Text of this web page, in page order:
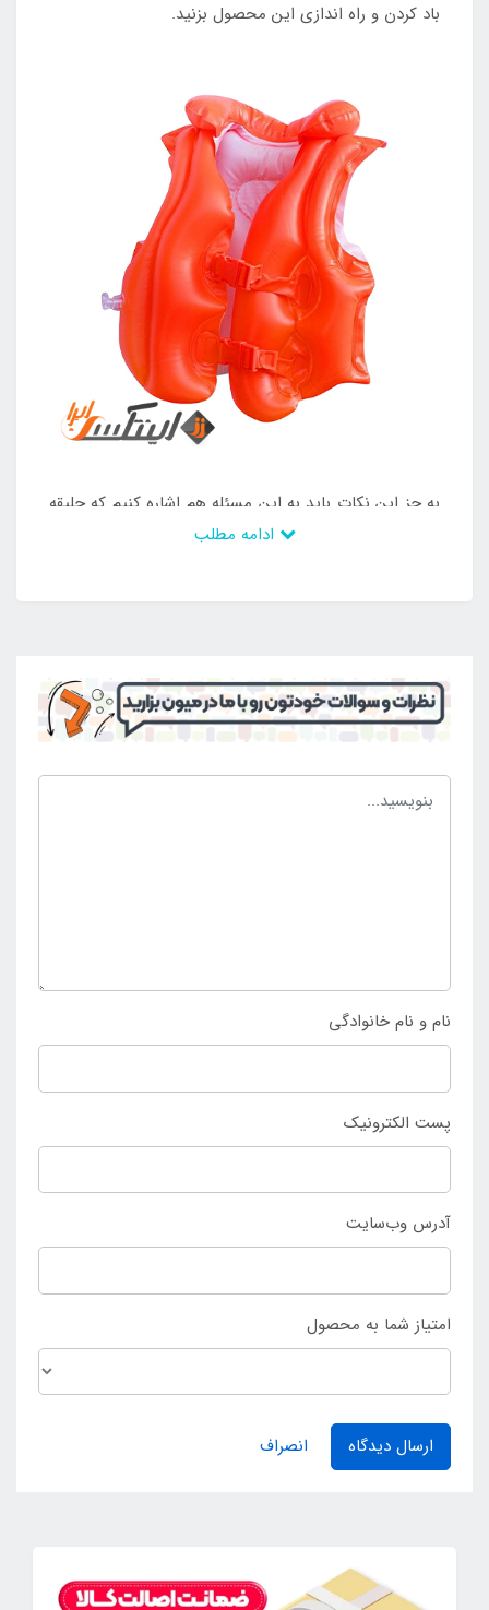
باد کردن و راه اندازی این محصول بزنید.
به جز این نکات باید به این مسئله هم اشاره کنیم که جلیقه
همان PVC را داراست که نشان از کیفیت بالای این
محصول داشته و با خیالی راحت می توانید از آن استفاده
نگرانی بتوانید از طریق سایت
نام و نام خانوادگی
پست الکترونیک
آدرس وب‌سایت
امتیاز شما به محصول
ارسال دیدگاه انصراف